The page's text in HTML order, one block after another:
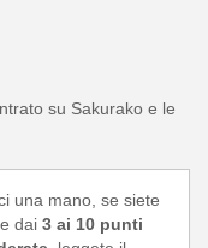
su Sakurako e le
una mano, se siete
dai 3 ai 10 punti